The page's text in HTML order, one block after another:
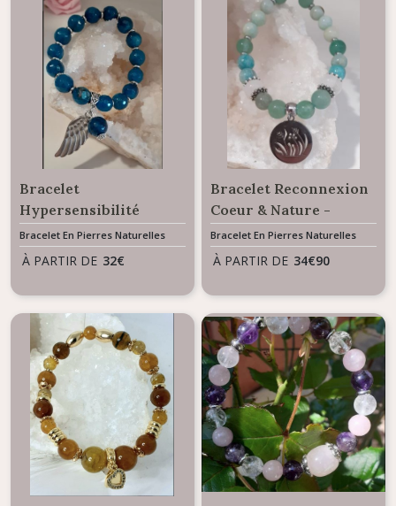
Bracelet
Hypersensibilité
Equilibre émotionnel &
Apaisement - Perles
Bracelet En Pierres Naturelles
À PARTIR DE 32€
Bracelet Reconnexion
Coeur & Nature -
Herbier La Nature
Bracelet En Pierres Naturelles
À PARTIR DE 34€90